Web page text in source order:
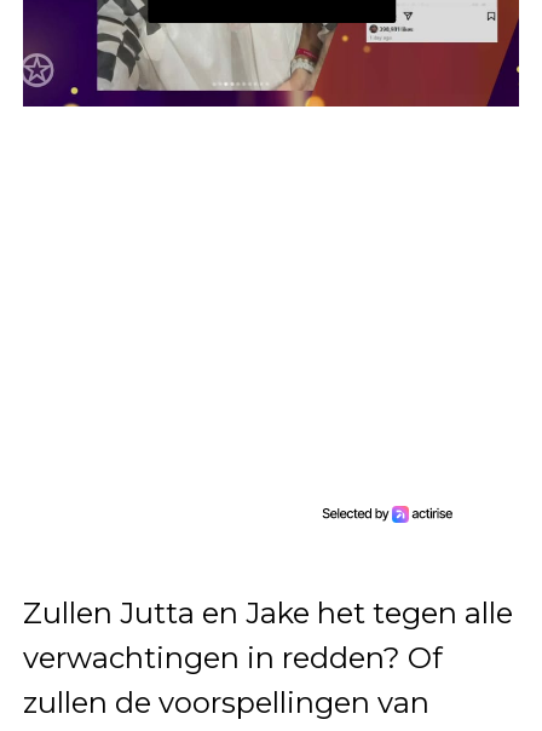
Zullen Jutta en Jake het tegen alle
verwachtingen in redden? Of
zullen de voorspellingen van